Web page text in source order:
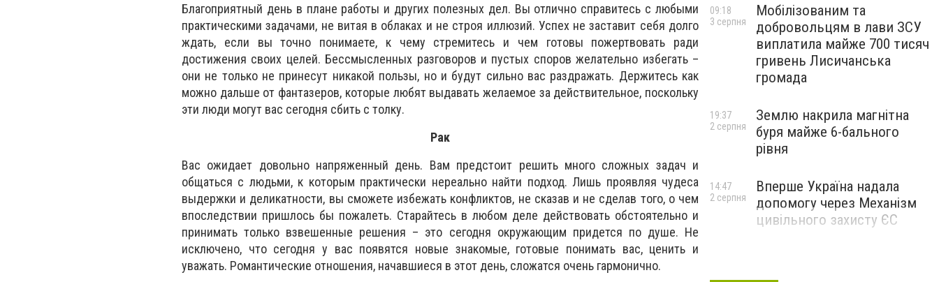
Благоприятный день в плане работы и других полезных дел. Вы отлично справитесь с любыми
практическими задачами, не витая в облаках и не строя иллюзий. Успех не заставит себя долго
ждать, если вы точно понимаете, к чему стремитесь и чем готовы пожертвовать ради
достижения своих целей. Бессмысленных разговоров и пустых споров желательно избегать –
они не только не принесут никакой пользы, но и будут сильно вас раздражать. Держитесь как
можно дальше от фантазеров, которые любят выдавать желаемое за действительное, поскольку
эти люди могут вас сегодня сбить с толку.
Рак
Вас ожидает довольно напряженный день. Вам предстоит решить много сложных задач и
общаться с людьми, к которым практически нереально найти подход. Лишь проявляя чудеса
выдержки и деликатности, вы сможете избежать конфликтов, не сказав и не сделав того, о чем
впоследствии пришлось бы пожалеть. Старайтесь в любом деле действовать обстоятельно и
принимать только взвешенные решения – это сегодня окружающим придется по душе. Не
исключено, что сегодня у вас появятся новые знакомые, готовые понимать вас, ценить и
уважать. Романтические отношения, начавшиеся в этот день, сложатся очень гармонично.
Мобілізованим та
добровольцям в лави ЗСУ
виплатила майже 700 тисяч
гривень Лисичанська
громада
09:18
3 серпня
Землю накрила магнітна
буря майже 6-бального
рівня
19:37
2 серпня
Вперше Україна надала
допомогу через Механізм
цивільного захисту ЄС
14:47
2 серпня